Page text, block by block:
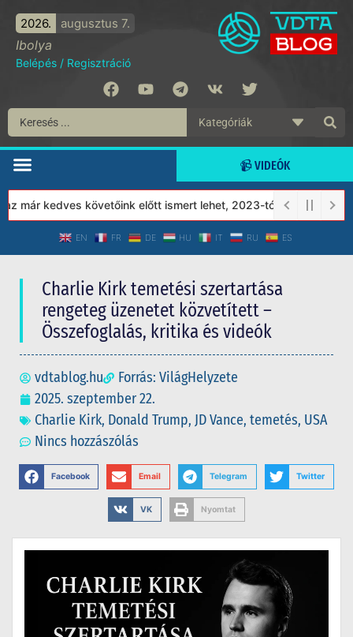
2026. augusztus 7.
Ibolya
Belépés / Regisztráció
📹 VIDEÓK
kedves követőink előtt ismert lehet, 2023-tól a Védett
EN FR DE HU IT RU ES
Charlie Kirk temetési szertartása
rengeteg üzenetet közvetített –
Összefoglalás, kritika és videók
vdtablog.hu
Forrás: VilágHelyzete
2025. szeptember 22.
Charlie Kirk, Donald Trump, JD Vance, temetés, USA
Nincs hozzászólás
Facebook Email Telegram Twitter
VK Nyomtat